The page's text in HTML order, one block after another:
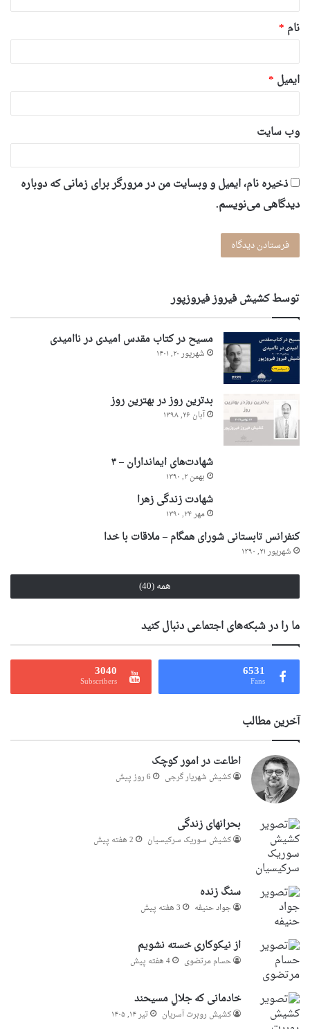
*
نام *
ایمیل *
وب‌ سایت
ذخیره نام، ایمیل و وبسایت من در مرورگر برای زمانی که دوباره
دیدگاهی می‌نویسم.
توسط کشیش فیروز فیروزپور
مسیح در کتاب مقدس امیدی در ناامیدی
شهریور ۲۰, ۱۴۰۱
بدترین روز در بهترین روز
آبان ۲۶, ۱۳۹۸
شهادت‌های ایمانداران – ۳
بهمن ۲, ۱۳۹۰
شهادت زندگی زهرا
مهر ۲۴, ۱۳۹۰
کنفرانس تابستانی شورای همگام – ملاقات با خدا
شهریور ۲۱, ۱۳۹۰
همه (40)
ما را در شبکه‌های اجتماعی دنبال کنید
6531
Fans
3040
Subscribers
آخرین مطالب
اطاعت در امور کوچک
کشیش شهریار گرجى 6 روز پیش
بحرانهای زندگی
کشیش سوریک سرکیسیان 2 هفته پیش
سنگ زنده
جواد حنیفه 3 هفته پیش
از نیکوکاری خسته نشویم
حسام مرتضوی 4 هفته پیش
خادمانی که جلالِ مسیحند
کشیش روبرت آسریان تیر ۱۴, ۱۴۰۵